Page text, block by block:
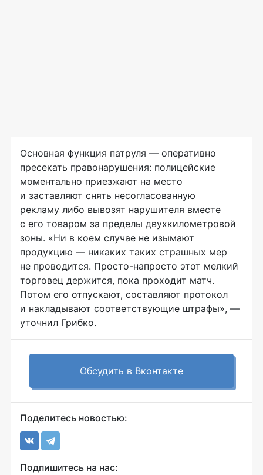
Основная функция патруля — оперативно
пресекать правонарушения: полицейские
моментально приезжают на место
и заставляют снять несогласованную
рекламу либо вывозят нарушителя вместе
с его товаром за пределы двухкилометровой
зоны. «Ни в коем случае не изымают
продукцию — никаких таких страшных мер
не проводится. Просто-напросто этот мелкий
торговец держится, пока проходит матч.
Потом его отпускают, составляют протокол
и накладывают соответствующие штрафы», —
уточнил Грибко.
Обсудить в Вконтакте
Поделитесь новостью:
Подпишитесь на нас: